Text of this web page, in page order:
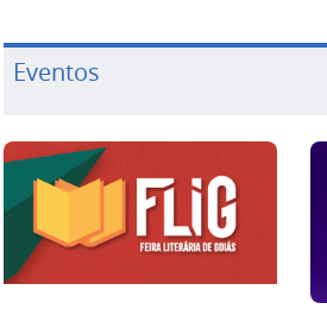
Eventos